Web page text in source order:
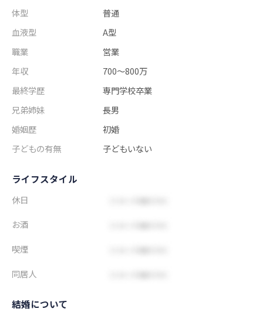
体型
普通
血液型
A型
職業
営業
年収
700～800万
最終学歴
専門学校卒業
兄弟姉妹
長男
婚姻歴
初婚
子どもの有無
子どもいない
ライフスタイル
休日
お酒
喫煙
同居人
結婚について